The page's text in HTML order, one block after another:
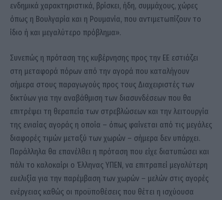
ενδημικά χαρακτηριστικά, βρίσκει, ήδη, συμμάχους, χώρες
όπως η Βουλγαρία και η Ρουμανία, που αντιμετωπίζουν το
ίδιο ή και μεγαλύτερο πρόβλημα».
Συνεπώς η πρόταση της κυβέρνησης προς την ΕΕ εστιάζει
στη μεταφορά πόρων από την αγορά που καταλήγουν
σήμερα στους παραγωγούς προς τους Διαχειριστές των
δικτύων για την αναβάθμιση των διασυνδέσεων που θα
επιτρέψει τη θεραπεία των στρεβλώσεων και την λειτουργία
της ενιαίας αγοράς η οποία – όπως φαίνεται από τις μεγάλες
διαφορές τιμών μεταξύ των χωρών – σήμερα δεν υπάρχει.
Παράλληλα θα επανέλθει η πρόταση που είχε διατυπώσει και
πάλι το καλοκαίρι ο Έλληνας ΥΠΕΝ, να επιτραπεί μεγαλύτερη
ευελιξία για την παρέμβαση των χωρών – μελών στις αγορές
ενέργειας καθώς οι προϋποθέσεις που θέτει η ισχύουσα